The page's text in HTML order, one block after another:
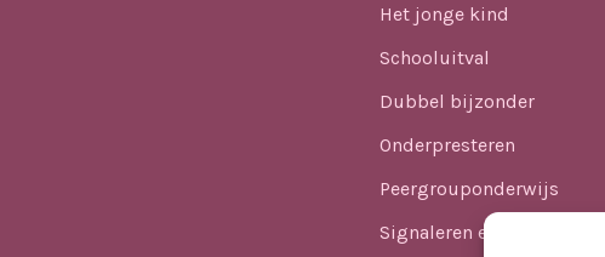
Het jonge kind
Schooluitval
Dubbel bijzonder
Onderpresteren
Peergrouponderwijs
Signaleren en identificeren